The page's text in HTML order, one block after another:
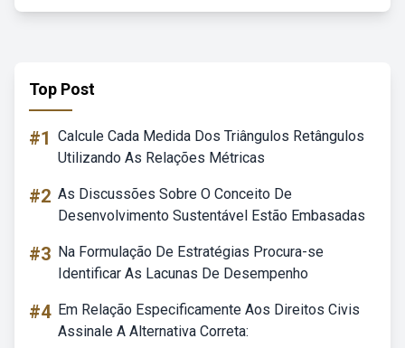
Top Post
#1 Calcule Cada Medida Dos Triângulos Retângulos
Utilizando As Relações Métricas
#2 As Discussões Sobre O Conceito De
Desenvolvimento Sustentável Estão Embasadas
#3 Na Formulação De Estratégias Procura-se
Identificar As Lacunas De Desempenho
#4 Em Relação Especificamente Aos Direitos Civis
Assinale A Alternativa Correta: